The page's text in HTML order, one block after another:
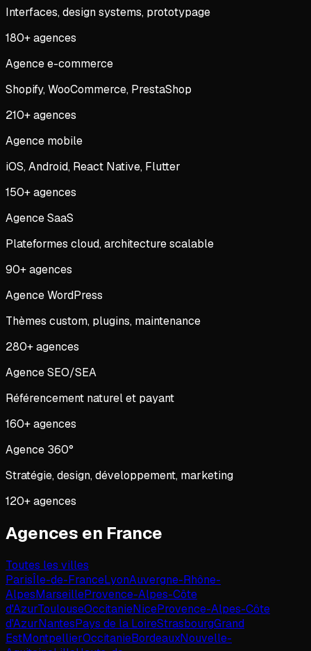
Interfaces, design systems, prototypage
180+ agences
Agence e-commerce
Shopify, WooCommerce, PrestaShop
210+ agences
Agence mobile
iOS, Android, React Native, Flutter
150+ agences
Agence SaaS
Plateformes cloud, architecture scalable
90+ agences
Agence WordPress
Thèmes custom, plugins, maintenance
280+ agences
Agence SEO/SEA
Référencement naturel et payant
160+ agences
Agence 360°
Stratégie, design, développement, marketing
120+ agences
Agences en France
Toutes les villes
ParisÎle-de-FranceLyonAuvergne-Rhône-
AlpesMarseilleProvence-Alpes-Côte
d'AzurToulouseOccitanieNiceProvence-Alpes-Côte
d'AzurNantesPays de la LoireStrasbourgGrand
EstMontpellierOccitanieBordeauxNouvelle-